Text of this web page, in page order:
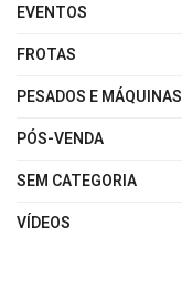
EVENTOS
FROTAS
PESADOS E MÁQUINAS
PÓS-VENDA
SEM CATEGORIA
VÍDEOS